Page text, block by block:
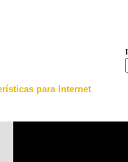
para Internet